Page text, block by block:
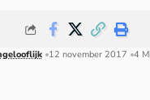
12 november 2017 4